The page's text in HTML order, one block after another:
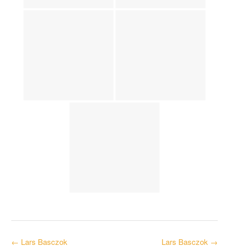
Post Lars Basczok →
← Lars Basczok